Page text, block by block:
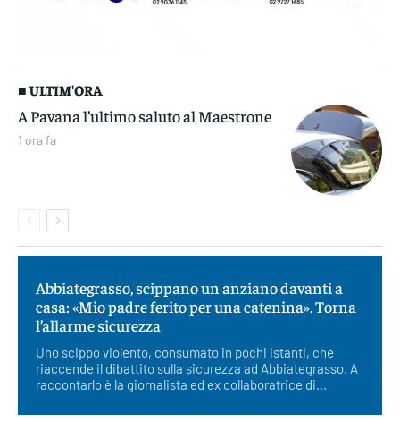
■ ULTIM'ORA
A Pavana l’ultimo saluto al Maestrone
1 ora fa
Abbiategrasso, scippano un anziano davanti a
casa: «Mio padre ferito per una catenina». Torna
l’allarme sicurezza
Uno scippo violento, consumato in pochi istanti, che
riaccende il dibattito sulla sicurezza ad Abbiategrasso. A
raccontarlo è la giornalista ed ex collaboratrice di...